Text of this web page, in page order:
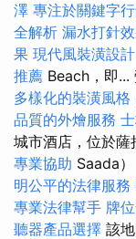
澤 專注於關鍵字
全解析 漏水打針
果 現代風裝潢設
推薦 Beach，即...
多樣化的裝潢風格
品質的外燴服務
城市酒店，位於
專業協助 Saada
明公平的法律服務
專業法律幫手 牌
聽器產品選擇 該